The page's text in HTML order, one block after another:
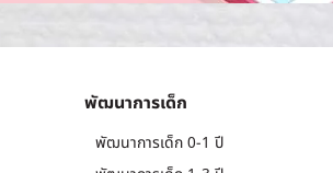
พัฒนาการเด็ก
พัฒนาการเด็ก 0-1 ปี